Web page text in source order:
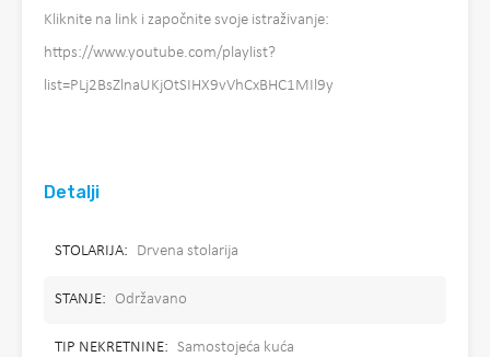
Kliknite na link i započnite svoje istraživanje:
https://www.youtube.com/playlist?
list=PLj2BsZlnaUKjOtSIHX9vVhCxBHC1MIl9y
Detalji
STOLARIJA: Drvena stolarija
STANJE: Održavano
TIP NEKRETNINE: Samostojeća kuća